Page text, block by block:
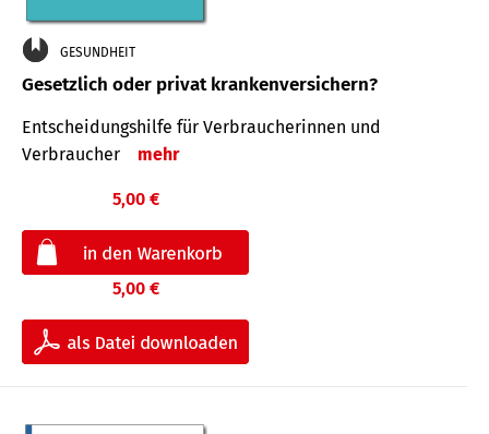
GESUNDHEIT
Gesetzlich oder privat krankenversichern?
Entscheidungshilfe für Verbraucherinnen und
Verbraucher
mehr
5,00 €
5,00 €